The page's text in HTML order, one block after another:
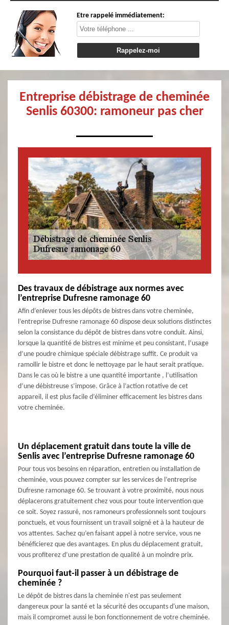
Etre rappelé immédiatement:
Entreprise débistrage de cheminée
Senlis 60300: ramoneur pas cher
Des travaux de débistrage aux normes avec
l’entreprise Dufresne ramonage 60
Afin d’enlever tous les dépôts de bistres dans votre cheminée,
l’entreprise Dufresne ramonage 60 dispose deux solutions distinctes
selon la consistance du dépôt de bistres dans votre conduit. Ainsi,
lorsque la quantité de bistres est minime et peu consistant, l’usage
d’une poudre chimique spéciale débistrage suffit. Ce produit va
ramollir le bistre et donc le nettoyage par le haut serait pratique.
Dans le cas où le bistre a une quantité importante , l’utilisation
d’une débistreuse s’impose. Grâce à l’action rotative de cet
appareil, il est plus facile d’éliminer efficacement les bistres dans
votre cheminée.
Un déplacement gratuit dans toute la ville de
Senlis avec l’entreprise Dufresne ramonage 60
Pour tous vos besoins en réparation, entretien ou installation de
cheminée, vous pouvez compter sur les services de l’entreprise
Dufresne ramonage 60. Se trouvant à votre proximité, nous nous
déplacerons gratuitement chez vous pour toute intervention que
ce soit. Soyez rassuré, nos ramoneurs professionnels sont toujours
ponctuels, et vous fournissent un travail soigné et à la hauteur de
vos attentes. Sachez qu’en faisant appel à notre service, vous ne
bénéficierez que des avantages. En plus du déplacement gratuit,
vous profiterez d’une prestation de qualité à un moindre prix.
Pourquoi faut-il passer à un débistrage de
cheminée ?
Le dépôt de bistres dans la cheminée n'est pas seulement
dangereux pour la santé et la sécurité des occupants d'une maison,
mais il compromet aussi le bon fonctionnement de votre cheminée.